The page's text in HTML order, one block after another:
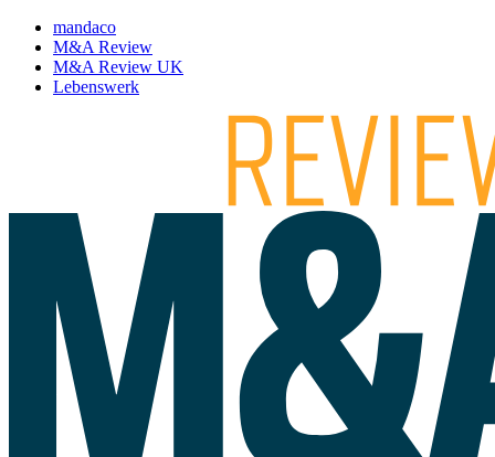
mandaco
M&A Review
M&A Review UK
Lebenswerk